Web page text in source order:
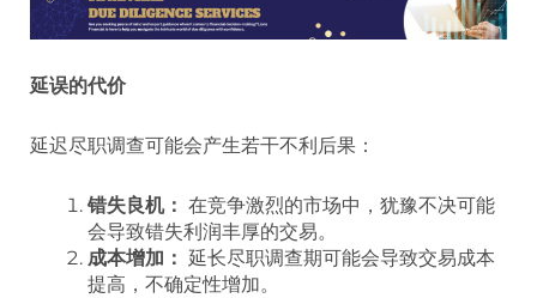
延误的代价
延迟尽职调查可能会产生若干不利后果：
错失良机： 在竞争激烈的市场中，犹豫不决可能
会导致错失利润丰厚的交易。
成本增加： 延长尽职调查期可能会导致交易成本
提高，不确定性增加。